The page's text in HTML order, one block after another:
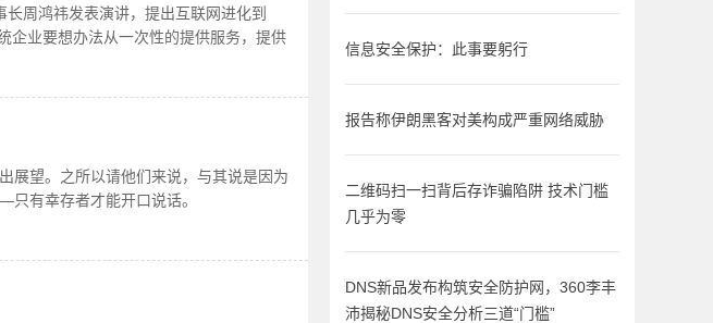
周鸿祎发表演讲，提出互联网进化到
企业要想办法从一次性的提供服务，提供
展望。之所以请他们来说，与其说是因为
有幸存者才能开口说话。
信息安全保护：此事要躬行
报告称伊朗黑客对美构成严重网络威胁
二维码扫一扫背后存诈骗陷阱 技术门槛
几乎为零
DNS新品发布构筑安全防护网，360李丰
沛揭秘DNS安全分析三道“门槛”